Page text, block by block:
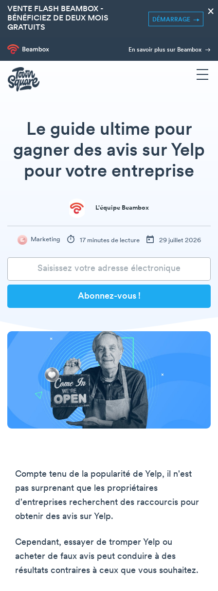
VENTE FLASH BEAMBOX -
BÉNÉFICIEZ DE DEUX MOIS
GRATUITS
DÉMARRAGE
×
En savoir plus sur Beambox
Le guide ultime pour
gagner des avis sur Yelp
pour votre entreprise
L'équipe Beambox
Marketing 17 minutes de lecture 29 juillet 2026
Compte tenu de la popularité de Yelp, il n'est
pas surprenant que les propriétaires
d'entreprises recherchent des raccourcis pour
obtenir des avis sur Yelp.
Cependant, essayer de tromper Yelp ou
acheter de faux avis peut conduire à des
résultats contraires à ceux que vous souhaitez.